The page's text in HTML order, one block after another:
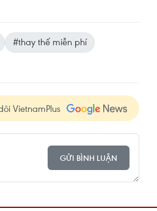
#thay thế miễn phí
VietnamPlus
GỬI BÌNH LUẬN